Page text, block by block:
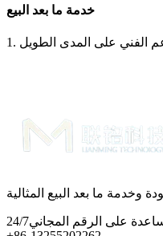
خدمة ما بعد البيع
24/7على الرقم المجاني